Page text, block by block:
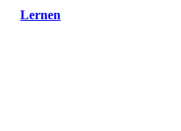
Lernen